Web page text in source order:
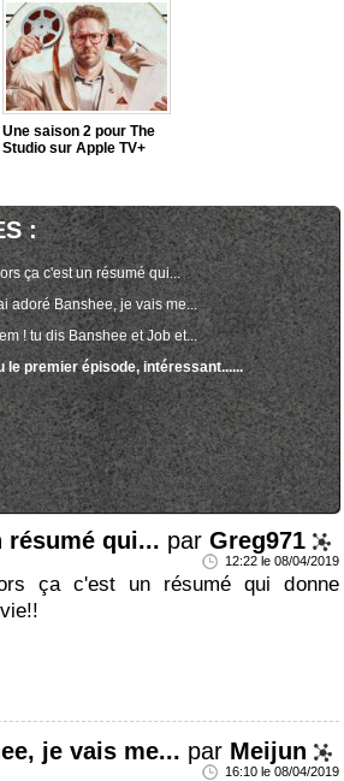
Une saison 2 pour The
Studio sur Apple TV+
:
ça c'est un résumé qui...
adoré Banshee, je vais me...
! tu dis Banshee et Job et...
le premier épisode, intéressant......
résumé qui... parGreg971
12:22 le 08/04/2019
ça c'est un résumé qui donne
je vais me... par Meijun
16:10 le 08/04/2019